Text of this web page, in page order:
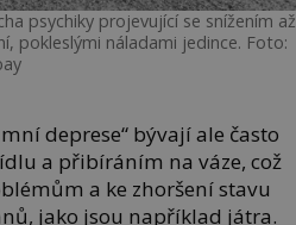
psychiky projevující se snížením až
pokleslými náladami jedince. Foto:
deprese“ bývají ale často
a přibíráním na váze, což
a ke zhoršení stavu
jako jsou například játra.